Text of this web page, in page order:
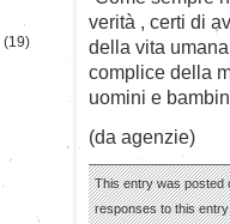
verità , certi di
della vita
complice della
uomini e
(da agenzie)
This entry was posted
responses to this
(19)